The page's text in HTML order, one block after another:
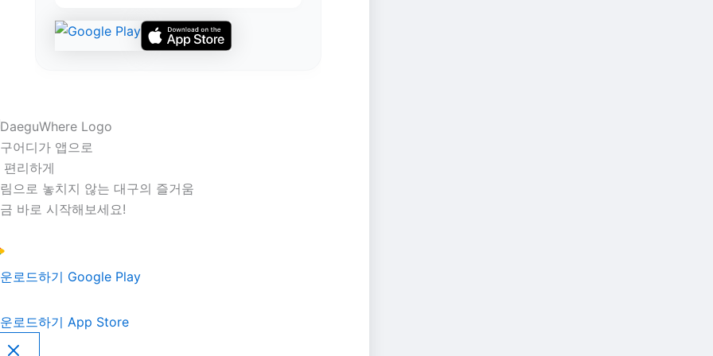
어디가 앱으로
편리하게
으로 놓치지 않는 대구의 즐거움
바로 시작해보세요!
로드하기 Google Play
로드하기 App Store